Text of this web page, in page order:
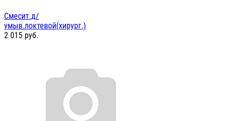
Смесит.д/
умыв.локтевой(хирург.)
2 015 руб.